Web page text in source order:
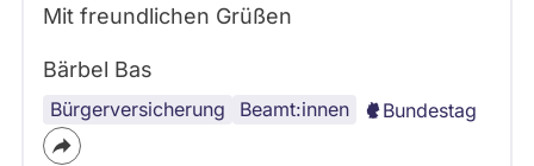
Mit freundlichen Grüßen
Bärbel Bas
Bürgerversicherung Beamt:innen Bundestag